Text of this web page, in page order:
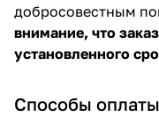
добросовестным
внимание, что
установленного
Способы